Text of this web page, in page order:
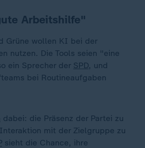
Arbeitshilfe"
Grüne wollen KI bei der
nutzen. Die Tools seien "eine
ein Sprecher der SPD, und
bei Routineaufgaben
dabei: die Präsenz der Partei zu
mit der Zielgruppe zu
sieht die Chance, ihre